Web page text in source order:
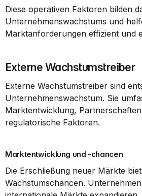
Diese operativen Faktoren bilden
Unternehmenswachstums und
Marktanforderungen effizient und
Externe Wachstumstreiber
Externe Wachstumstreiber sind
Unternehmenswachstum. Sie
Marktentwicklung,
regulatorische Faktoren.
Marktentwicklung und -chancen
Die Erschließung neuer Märkte
Wachstumschancen.